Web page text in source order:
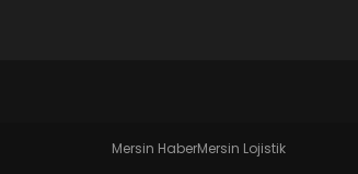
Mersin HaberMersin Lojistik